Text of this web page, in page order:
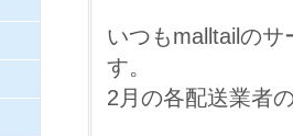
いつもmalltailの
す。
2月の各配送業者